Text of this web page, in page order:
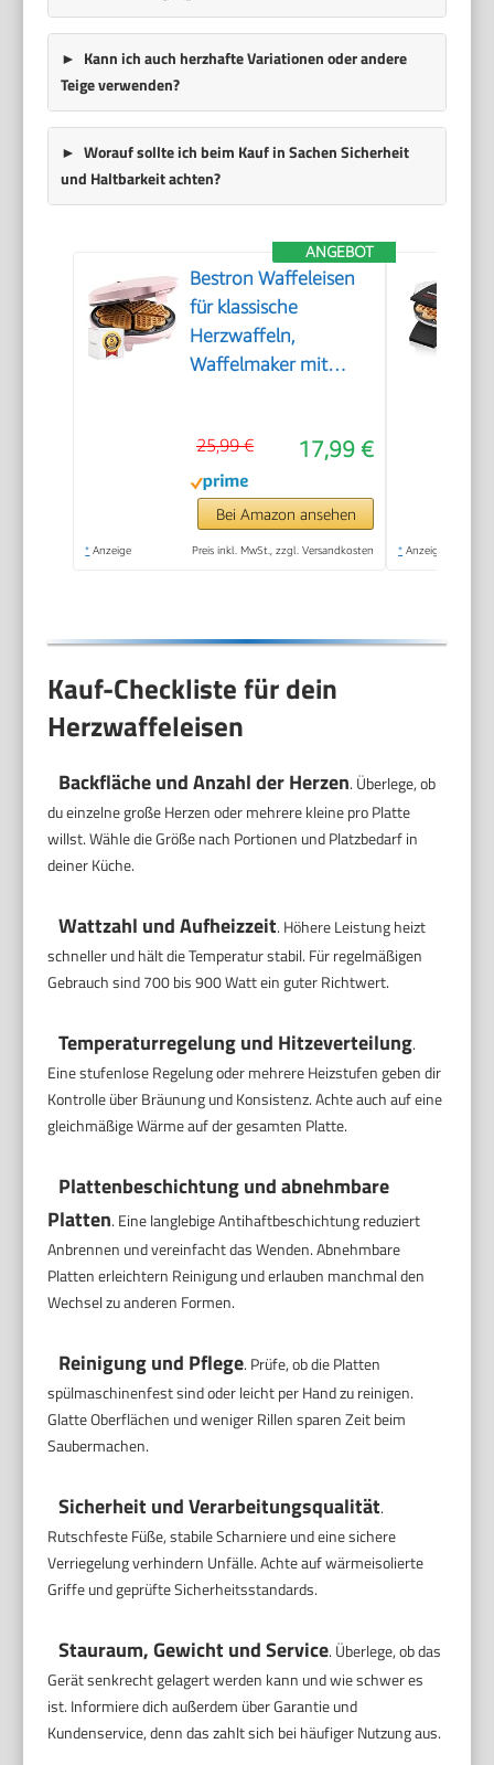
Kann ich auch herzhafte Variationen oder andere
Teige verwenden?
Worauf sollte ich beim Kauf in Sachen Sicherheit
und Haltbarkeit achten?
ANGEBOT
Bestron Waffeleisen
für klassische
Herzwaffeln,
Waffelmaker mit
Herzform, Retro
Design, inklusive
Rezeptvorschläge,
700 Watt, Farbe: Rosa
17,99 €
25,99 €
Bei Amazon ansehen
* Anzeige Preis inkl. MwSt., zzgl. Versandkosten * Anzeige
Kauf-Checkliste für dein
Herzwaffeleisen
Backfläche und Anzahl der Herzen. Überlege, ob
du einzelne große Herzen oder mehrere kleine pro Platte
willst. Wähle die Größe nach Portionen und Platzbedarf in
deiner Küche.
Wattzahl und Aufheizzeit. Höhere Leistung heizt
schneller und hält die Temperatur stabil. Für regelmäßigen
Gebrauch sind 700 bis 900 Watt ein guter Richtwert.
Temperaturregelung und Hitzeverteilung.
Eine stufenlose Regelung oder mehrere Heizstufen geben dir
Kontrolle über Bräunung und Konsistenz. Achte auch auf eine
gleichmäßige Wärme auf der gesamten Platte.
Plattenbeschichtung und abnehmbare
Platten. Eine langlebige Antihaftbeschichtung reduziert
Anbrennen und vereinfacht das Wenden. Abnehmbare
Platten erleichtern Reinigung und erlauben manchmal den
Wechsel zu anderen Formen.
Reinigung und Pflege. Prüfe, ob die Platten
spülmaschinenfest sind oder leicht per Hand zu reinigen.
Glatte Oberflächen und weniger Rillen sparen Zeit beim
Saubermachen.
Sicherheit und Verarbeitungsqualität.
Rutschfeste Füße, stabile Scharniere und eine sichere
Verriegelung verhindern Unfälle. Achte auf wärmeisolierte
Griffe und geprüfte Sicherheitsstandards.
Stauraum, Gewicht und Service. Überlege, ob das
Gerät senkrecht gelagert werden kann und wie schwer es
ist. Informiere dich außerdem über Garantie und
Kundenservice, denn das zahlt sich bei häufiger Nutzung aus.